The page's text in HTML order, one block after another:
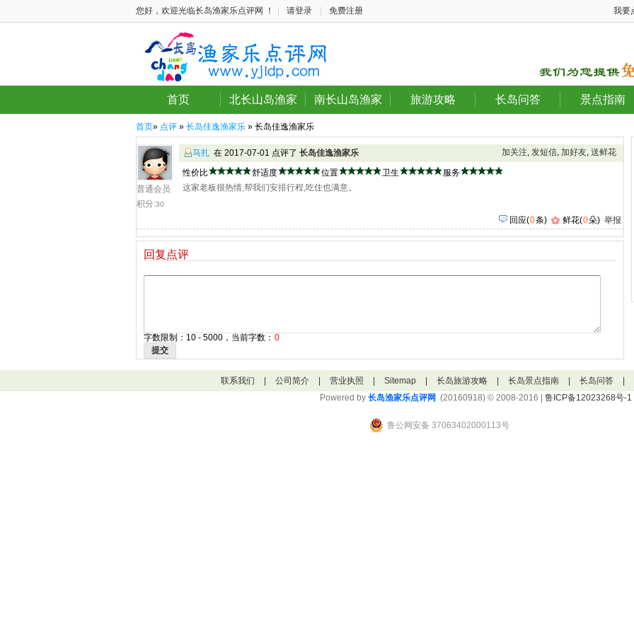
您好，欢迎光临长岛渔家乐点评网 ！ 请登录 免费注册 我要
首页 北长山岛渔家 南长山岛渔家 旅游攻略 长岛问答 景点指南
首页» 点评 » 长岛佳逸渔家乐 » 长岛佳逸渔家乐
普通会员
积分:30
加关注, 发短信, 加好友, 送鲜花
马扎 在 2017-07-01 点评了 长岛佳逸渔家乐
性价比
舒适度 位置 卫生
服务
这家老板很热情,帮我们安排行程,吃住也满意。
回应(0条) 鲜花(0朵) 举报
回复点评
字数限制：10 - 5000，当前字数： 0
提交
联系我们 公司简介 营业执照 Sitemap 长岛旅游攻略 长岛景点指南 长岛问答
Powered by 长岛渔家乐点评网 (20160918) © 2008-2016 | 鲁ICP备12023268号-1
鲁公网安备 37063402000113号